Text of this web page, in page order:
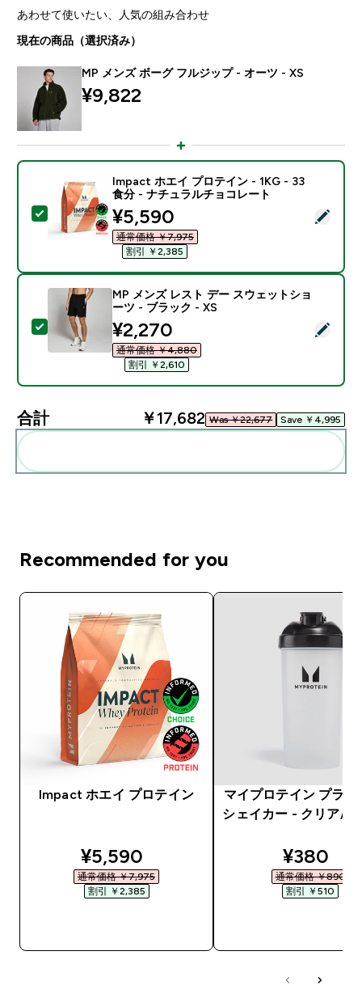
あわせて使いたい、人気の組み合わせ
現在の商品（選択済み）
MP メンズ ボーグ フルジップ - オーツ - XS
¥9,822‎
この商品を選択 - Impact ホエイ プロテイン - 1KG -
Impact ホエイ プロテイン - 1KG - 33
食分 - ナチュラルチョコレート
discounted price
¥5,590‎
通常価格 ￥7,975‎
割引 ￥2,385‎
この商品を選択 - MP メンズ レスト デー スウェット
MP メンズ レスト デー スウェットショ
ーツ - ブラック - XS
discounted price
¥2,270‎
通常価格 ￥4,880‎
割引 ￥2,610‎
合計 ￥17,682‎ Was ￥22,677‎ Save ￥4,995‎
Recommended for you
Impact ホエイ プロテイン
discounted price
¥5,590‎
通常価格 ￥7,975‎
割引 ￥2,385‎
マイプロテイン プラス
シェイカー - クリア/ブ
¥380‎
通常価格 ￥890‎
割引 ￥510‎